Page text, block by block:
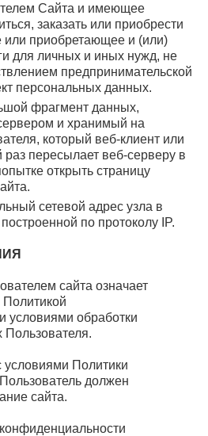
Сайта и имеющее
заказать или приобрести
приобретающее и (или)
для личных и иных нужд, не
предпринимательской
персональных данных.
фрагмент данных,
и хранимый на
который веб-клиент или
пересылает веб-серверу в
открыть страницу
сетевой адрес узла в
по протоколу IP.
сайта означает
Политикой
условиями обработки
условиями Политики
должен
сайта.